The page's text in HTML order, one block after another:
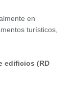
en
turísticos,
edificios (RD